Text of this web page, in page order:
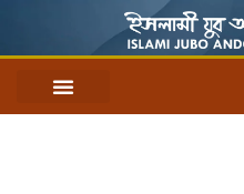
content